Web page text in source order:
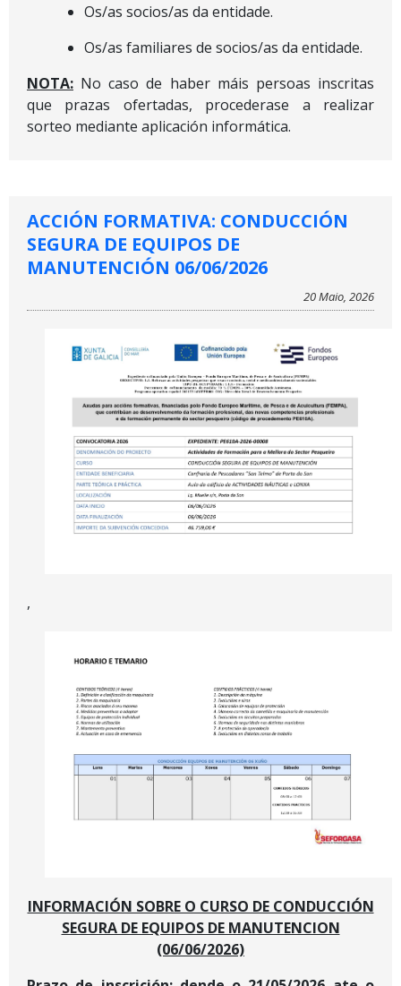
Os/as socios/as da entidade.
Os/as familiares de socios/as da entidade.
NOTA: No caso de haber máis persoas inscritas
que prazas ofertadas, procederase a realizar
sorteo mediante aplicación informática.
ACCIÓN FORMATIVA: CONDUCCIÓN
SEGURA DE EQUIPOS DE
MANUTENCIÓN 06/06/2026
20 Maio, 2026
,
INFORMACIÓN SOBRE O CURSO DE CONDUCCIÓN
SEGURA DE EQUIPOS DE MANUTENCION
(06/06/2026)